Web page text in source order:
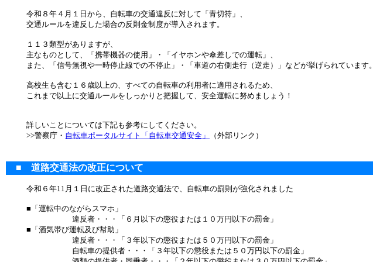
令和８年４月１日から、自転車の交通違反に対して「青切符」、
交通ルールを違反した場合の反則金制度が導入されます。
１１３類型がありますが、
主なものとして、「携帯機器の使用」・「イヤホンや傘差しでの運転」、
また、「信号無視や一時停止線での不停止」・「車道の右側走行（逆走）」などが挙げられています。
高校生も含む１６歳以上の、すべての自転車の利用者に適用されるため、
これまで以上に交通ルールをしっかりと把握して、安全運転に努めましょう！
詳しいことについては下記も参考にしてください。
>>警察庁・ 自転車ポータルサイト「自転車交通安全」 （外部リンク）
■ 道路交通法の改正について
令和６年11月１日に改正された道路交通法で、自転車の罰則が強化されました
■「運転中のながらスマホ」
違反者・・・「６月以下の懲役または１０万円以下の罰金」
■「酒気帯び運転及び幇助」
違反者・・・「３年以下の懲役または５０万円以下の罰金」
自転車の提供者・・・「３年以下の懲役または５０万円以下の罰金」